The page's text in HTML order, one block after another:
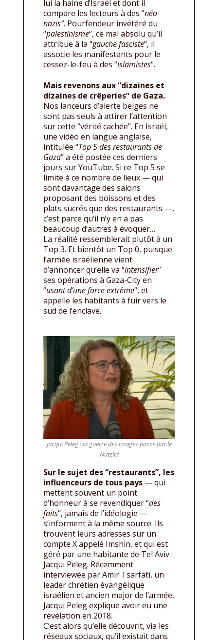
lui la haine d’Israël et dont il
compare les lecteurs à des “néo-
nazis”. Pourfendeur invétéré du
“palestinisme“, ce mal absolu qu’il
attribue à la “gauche fasciste“, il
associe les manifestants pour le
cessez-le-feu à des “islamistes“.
Mais revenons aux “dizaines et
dizaines de crêperies” de Gaza.
Nos lanceurs d’alerte belges ne
sont pas seuls à attirer l’attention
sur cette “vérité cachée”. En Israël,
une vidéo en langue anglaise,
intitulée “Top 5 des restaurants de
Gaza” a été postée ces derniers
jours sur YouTube. Si ce Top 5 se
limite à ce nombre de lieux — qui
sont davantage des salons
proposant des boissons et des
plats sucrés que des restaurants —,
c’est parce qu’il n’y en a pas
beaucoup d’autres à évoquer…
La réalité ressemblerait plutôt à un
Top 3. Et bientôt un Top 0, puisque
l’armée israélienne vient
d’annoncer qu’elle va “intensifier”
ses opérations à Gaza-City en
“usant d’une force extrême“, et
appelle les habitants à fuir vers le
sud de l’enclave.
Jacqui Peleg : la guerre des images passe par le
Nutella
Sur le sujet des “restaurants”, les
influenceurs de tous pays — qui
mettent souvent un point
d’honneur à se revendiquer “des
faits“, jamais de l’idéologie —
s’informent à la même source. Ils
trouvent leurs adresses sur un
compte X appelé Imshin, et qui est
géré par une habitante de Tel Aviv :
Jacqui Peleg. Récemment
interviewée par Amir Tsarfati, un
leader chrétien évangélique
israélien et ancien major de l’armée,
Jacqui Peleg explique avoir eu une
révélation en 2018.
C’est alors qu’elle découvrit, via les
réseaux sociaux, qu’il existait dans